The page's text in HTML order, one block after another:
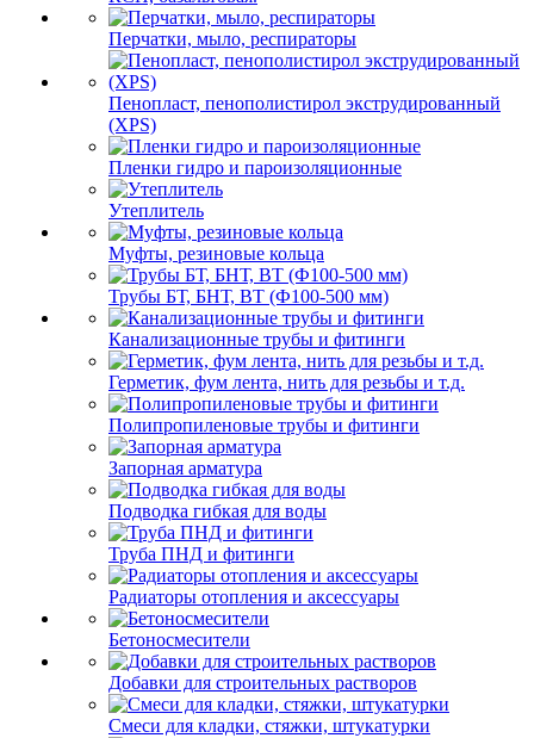
Перчатки, мыло, респираторы
Пенопласт, пенополистирол экструдированный
(XPS)
Пленки гидро и пароизоляционные
Утеплитель
Муфты, резиновые кольца
Трубы БТ, БНТ, ВТ (Ф100-500 мм)
Канализационные трубы и фитинги
Герметик, фум лента, нить для резьбы и т.д.
Полипропиленовые трубы и фитинги
Запорная арматура
Подводка гибкая для воды
Труба ПНД и фитинги
Радиаторы отопления и аксессуары
Бетоносмесители
Добавки для строительных растворов
Смеси для кладки, стяжки, штукатурки